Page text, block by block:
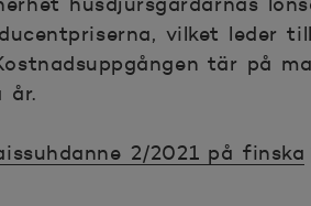
vilket leder
tär på
år.
2/2021 på finska